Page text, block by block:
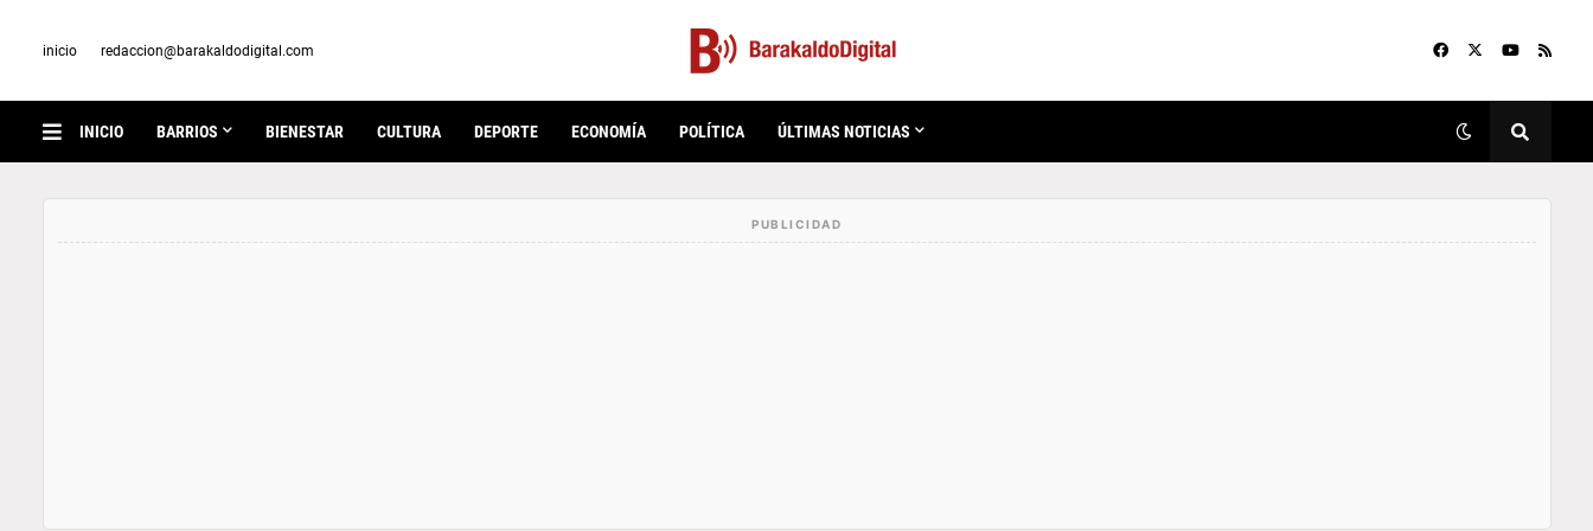
inicio redaccion@barakaldodigital.com
INICIO BARRIOS BIENESTAR CULTURA DEPORTE ECONOMÍA POLÍTICA ÚLTIMAS NOTICIAS